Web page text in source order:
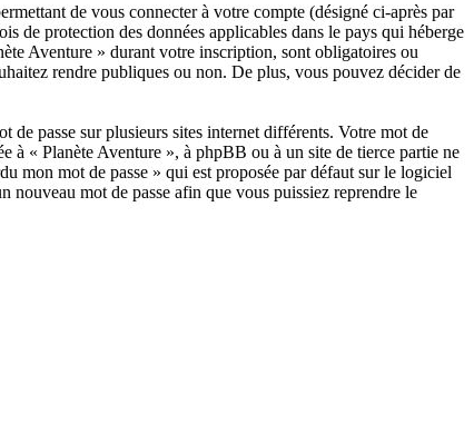
de vous connecter à votre compte (désigné ci-après par
de protection des données applicables dans le pays qui héberge
Aventure » durant votre inscription, sont obligatoires ou
rendre publiques ou non. De plus, vous pouvez décider de
de passe sur plusieurs sites internet différents. Votre mot de
à « Planète Aventure », à phpBB ou à un site de tierce partie ne
mon mot de passe » qui est proposée par défaut sur le logiciel
mot de passe afin que vous puissiez reprendre le